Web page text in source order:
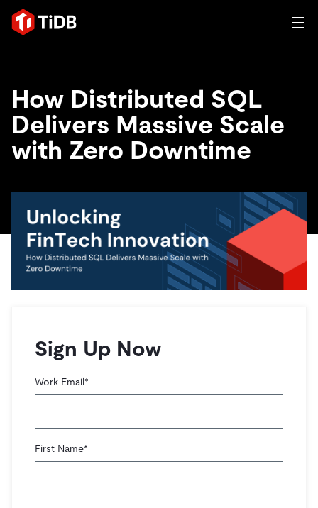
TIDB for agentic AI
에이전트형 AI용 데이터베이스Persistent Context for AI
AI 애플리케이션 구축
벡터 검색 및 RAG
제품
에 활용하기 위해 신뢰하는 오픈 소스 분산 SQL 데이터베이
스입니다.
제품 개요
배포 옵션
생태계
mem9
drive9
OSS Insight
고객 성공 사례
전 세계 혁신 선도 기업들이 신뢰하고 검증한 제품입니다.
Logistics & Supply Chain
인프라 비용 절감
운영 인텔리전스 활성화
GenAI 애플리케이션 구축
자원
학습하기
블로그
동영상 및 다시보기
Compare Databases
Playbooks
이벤트 및 웨비나
디스코드 커뮤니티
TiDB가 데이터의 기밀성과 가용성을 어떻게 보장하는지 알
아보세요.
보도 자료 및 뉴스
회사 소개
채용
로그인
How Distributed SQL
Delivers Massive Scale
with Zero Downtime
Sign Up Now
Work Email*
First Name*